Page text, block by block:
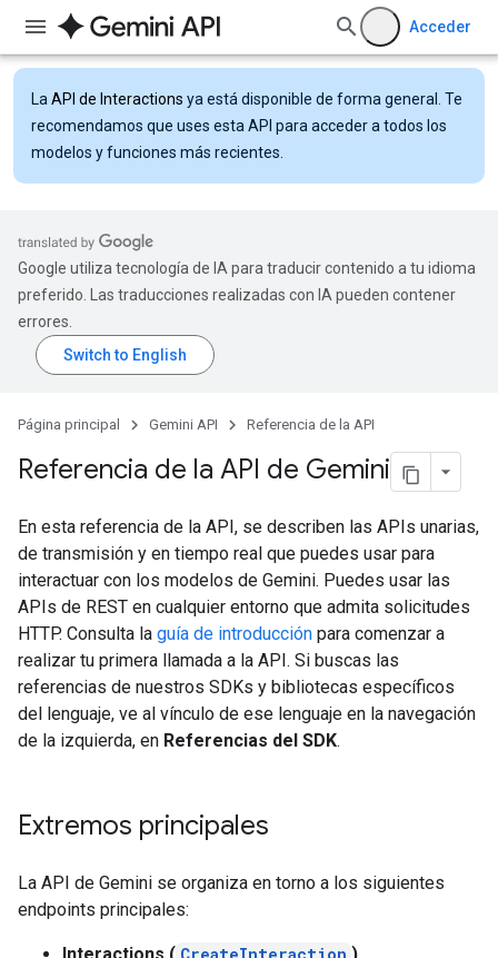
Acceder
La API de Interactions ya está disponible de forma general. Te
recomendamos que uses esta API para acceder a todos los
modelos y funciones más recientes.
Google utiliza tecnología de IA para traducir contenido a tu idioma
preferido. Las traducciones realizadas con IA pueden contener
errores.
Página principal Gemini API Referencia de la API
Referencia de la API de Gemini
En esta referencia de la API, se describen las APIs unarias,
de transmisión y en tiempo real que puedes usar para
interactuar con los modelos de Gemini. Puedes usar las
APIs de REST en cualquier entorno que admita solicitudes
HTTP. Consulta la guía de introducción para comenzar a
realizar tu primera llamada a la API. Si buscas las
referencias de nuestros SDKs y bibliotecas específicos
del lenguaje, ve al vínculo de ese lenguaje en la navegación
de la izquierda, en Referencias del SDK.
Extremos principales
La API de Gemini se organiza en torno a los siguientes
endpoints principales: